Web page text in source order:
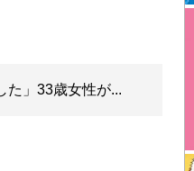
た」33歳女性が...